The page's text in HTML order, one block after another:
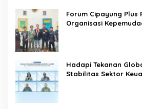
Forum Cipayung Plus
Organisasi
Hadapi Tekanan
Stabilitas Sektor